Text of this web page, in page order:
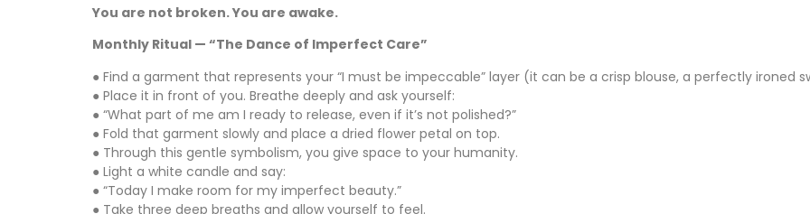
You are not broken. You are awake.
Monthly Ritual — “The Dance of Imperfect Care”
● Find a garment that represents your “I must be impeccable” layer (it can be a crisp blouse, a perfectly ironed
● Place it in front of you. Breathe deeply and ask yourself:
● “What part of me am I ready to release, even if it’s not polished?”
● Fold that garment slowly and place a dried flower petal on top.
● Through this gentle symbolism, you give space to your humanity.
● Light a white candle and say:
● “Today I make room for my imperfect beauty.”
● Take three deep breaths and allow yourself to feel.